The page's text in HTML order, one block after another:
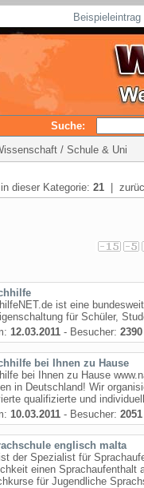
Suche:
/ Schule & Uni
dieser Kategorie: 21 |
ist eine
für Schüler,
12.03.2011 - Besucher: 2390
bei Ihnen zu Hause
bei Ihnen zu Hause
in Deutschland! Wir
qualifizierte und
10.03.2011 - Besucher: 2051
englisch malta
der Spezialist für
einen Sprachaufenthalt
für Jugendliche